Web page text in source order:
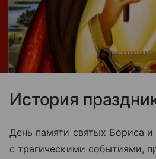
История
День памяти святых Бориса и
с трагическими событиями,